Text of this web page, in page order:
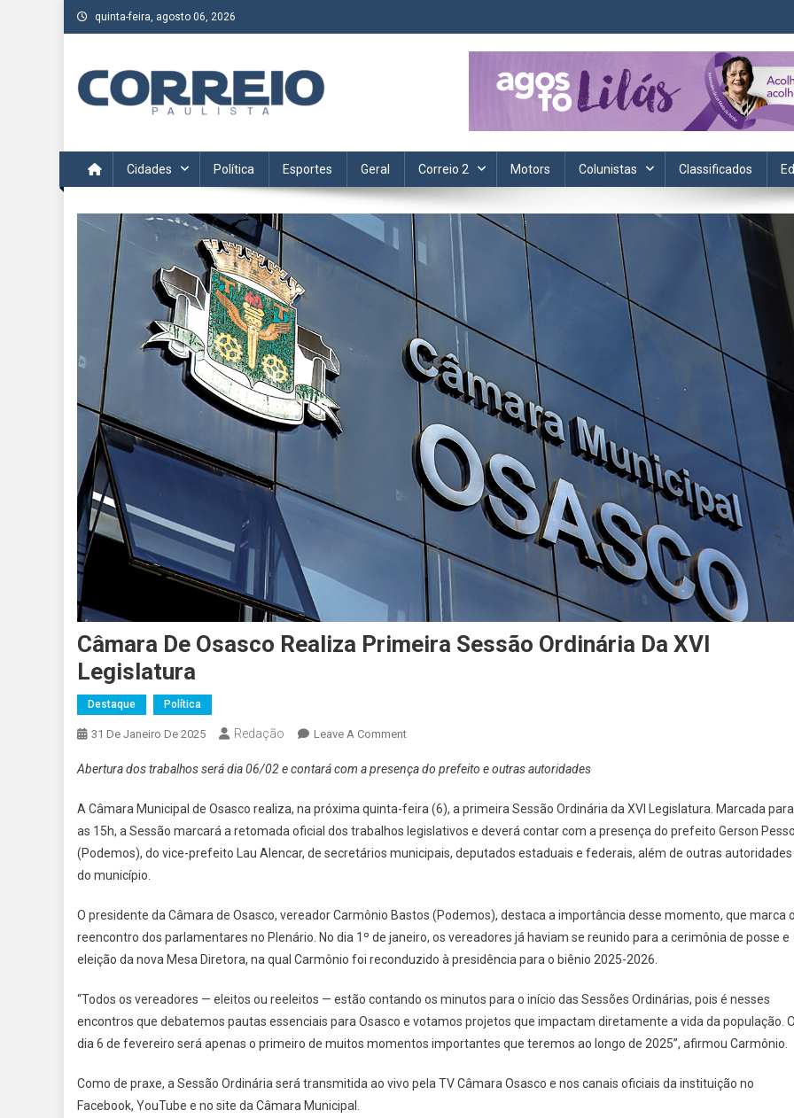
Skip
to
quinta-feira, agosto 06, 2026
Acompanhe as últimas notícias da região no Correio Paulista. Informação, política, saúde, economia, esportes e cotidiano.
Cidades Política Esportes Geral Correio 2 Motors Colunistas Classificados
Câmara De Osasco Realiza Primeira Sessão Ordinária Da XVI
Legislatura
Destaque Política
31 De Janeiro De 2025 Redação Leave A CommentOn
De
Realiza
Primeira
Sessão
XVI
Legislatura
Abertura dos trabalhos será dia 06/02 e contará com a presença do prefeito e outras autoridades
A Câmara Municipal de Osasco realiza, na próxima quinta-feira (6), a primeira Sessão Ordinária da XVI Legislatura. Marcada para
as 15h, a Sessão marcará a retomada oficial dos trabalhos legislativos e deverá contar com a presença do prefeito Gerson
(Podemos), do vice-prefeito Lau Alencar, de secretários municipais, deputados estaduais e federais, além de outras autoridades
do município.
O presidente da Câmara de Osasco, vereador Carmônio Bastos (Podemos), destaca a importância desse momento, que marca o
reencontro dos parlamentares no Plenário. No dia 1º de janeiro, os vereadores já haviam se reunido para a cerimônia de posse e
eleição da nova Mesa Diretora, na qual Carmônio foi reconduzido à presidência para o biênio 2025-2026.
“Todos os vereadores — eleitos ou reeleitos — estão contando os minutos para o início das Sessões Ordinárias, pois é nesses
encontros que debatemos pautas essenciais para Osasco e votamos projetos que impactam diretamente a vida da população. O
dia 6 de fevereiro será apenas o primeiro de muitos momentos importantes que teremos ao longo de 2025”, afirmou Carmônio.
Como de praxe, a Sessão Ordinária será transmitida ao vivo pela TV Câmara Osasco e nos canais oficiais da instituição no
Facebook, YouTube e no site da Câmara Municipal.